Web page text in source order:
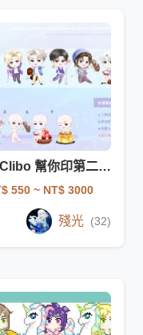
【Clibo 幫你印第二屆】飯友模板
550 ~ NT$ 3000
殘光 (32)